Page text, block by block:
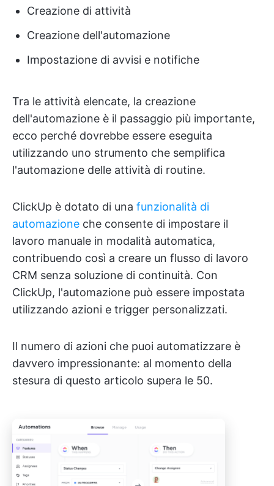
Creazione di attività
Creazione dell'automazione
Impostazione di avvisi e notifiche
Tra le attività elencate, la creazione
dell'automazione è il passaggio più importante,
ecco perché dovrebbe essere eseguita
utilizzando uno strumento che semplifica
l'automazione delle attività di routine.
ClickUp è dotato di una funzionalità di
automazione che consente di impostare il
lavoro manuale in modalità automatica,
contribuendo così a creare un flusso di lavoro
CRM senza soluzione di continuità. Con
ClickUp, l'automazione può essere impostata
utilizzando azioni e trigger personalizzati.
Il numero di azioni che puoi automatizzare è
davvero impressionante: al momento della
stesura di questo articolo supera le 50.